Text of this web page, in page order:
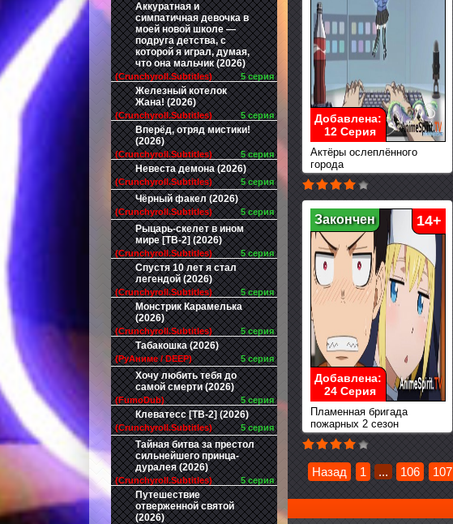
Аккуратная и
симпатичная девочка в
моей новой школе —
подруга детства, с
которой я играл, думая,
что она мальчик (2026)
(Crunchyroll.Subtitles) 5 серия
Железный котелок
Жана! (2026)
(Crunchyroll.Subtitles) 5 серия
Вперёд, отряд мистики!
(2026)
(Crunchyroll.Subtitles) 5 серия
Невеста демона (2026)
(Crunchyroll.Subtitles) 5 серия
Чёрный факел (2026)
(Crunchyroll.Subtitles) 5 серия
Рыцарь-скелет в ином
мире [ТВ-2] (2026)
(Crunchyroll.Subtitles) 5 серия
Спустя 10 лет я стал
легендой (2026)
(Crunchyroll.Subtitles) 5 серия
Монстрик Карамелька
(2026)
(Crunchyroll.Subtitles) 5 серия
Табакошка (2026)
(РуАниме / DEEP) 5 серия
Хочу любить тебя до
самой смерти (2026)
(FumoDub) 5 серия
Клеватесс [ТВ-2] (2026)
(Crunchyroll.Subtitles) 5 серия
Тайная битва за престол
сильнейшего принца-
дуралея (2026)
(Crunchyroll.Subtitles) 5 серия
Путешествие
отверженной святой
(2026)
Актёры ослеплённого
города
Добавлена:
12 Серия
Пламенная бригада
пожарных 2 сезон
Закончен 14+
Добавлена:
24 Серия
Назад 1 ... 106 107